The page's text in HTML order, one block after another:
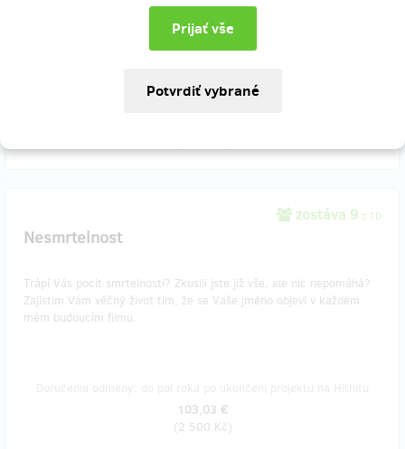
- Bude Vám zaslán unikátní odkaz ke stažení prvního dílu.
zostáva 9 z 10
Nesmrtelnost
Trápí Vás pocit smrtelnosti? Zkusili jste již vše, ale nic nepomáhá?
Zajistím Vám věčný život tím, že se Vaše jméno objeví v každém
mém budoucím filmu.
103,03 €
(2 500 Kč)